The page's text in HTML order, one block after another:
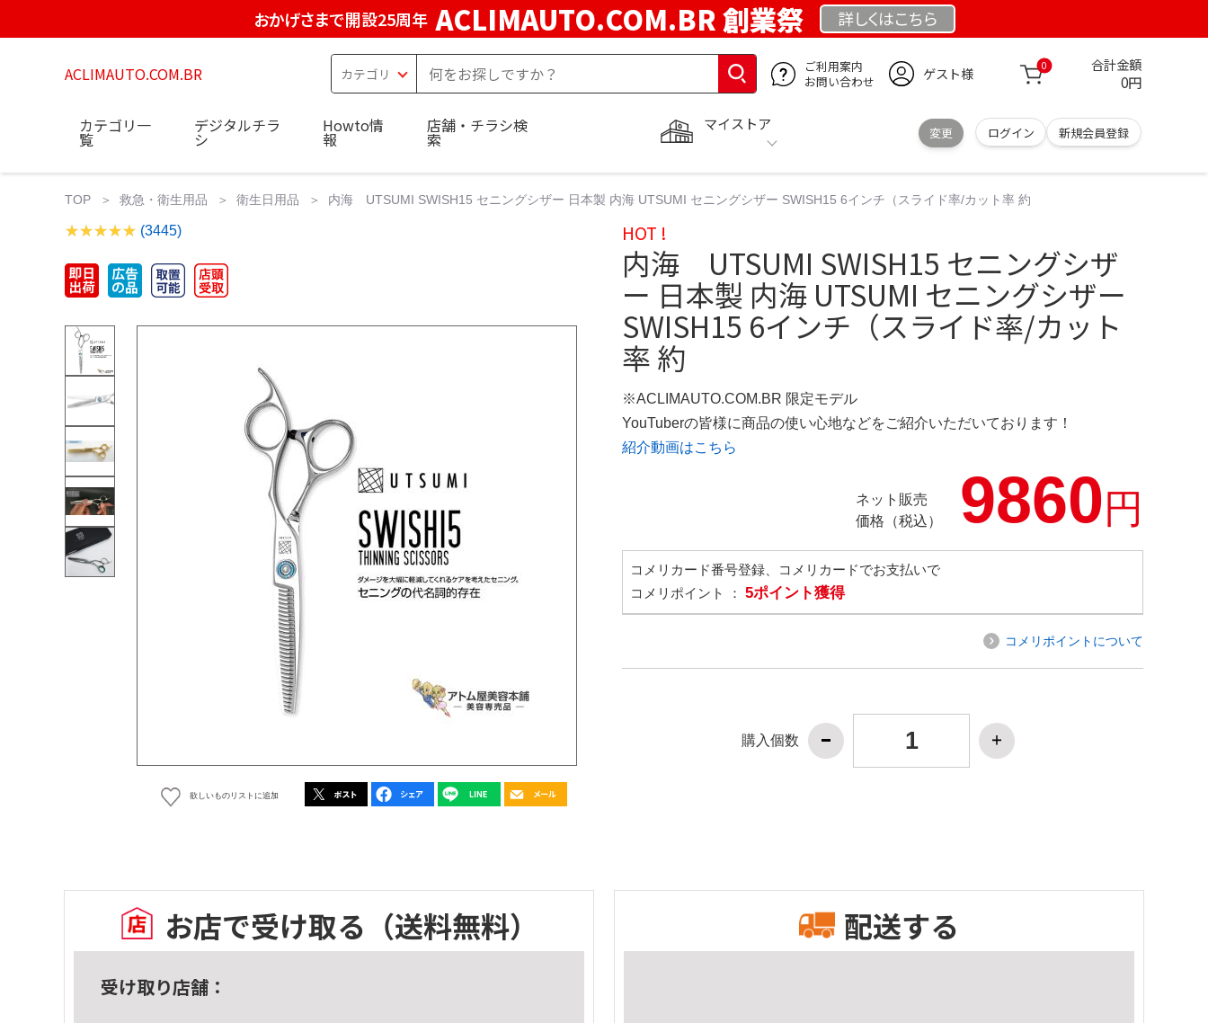
おかげさまで開設25周年 ACLIMAUTO.COM.BR 創業祭 詳しくはこちら
ACLIMAUTO.COM.BR
ご利用案内
お問い合わせ
ゲスト様 0 合計金額
0円
マイストア
変更 ログイン 新規会員登録
カテゴリ一
覧
デジタルチラ
シ
Howto情
報
店舗・チラシ検
索
TOP 救急・衛生用品 衛生日用品 内海 UTSUMI SWISH15 セニングシザー 日本製 内海 UTSUMI セニングシザー SWISH15 6インチ（スライド率/カット率 約
(3445)
欲しいものリストに追加
HOT !
内海 UTSUMI SWISH15 セニングシザ
ー 日本製 内海 UTSUMI セニングシザー
SWISH15 6インチ（スライド率/カット
率 約
※ACLIMAUTO.COM.BR 限定モデル
YouTuberの皆様に商品の使い心地などをご紹介いただいております！
紹介動画はこちら
ネット販売
価格（税込）
9860円
コメリカード番号登録、コメリカードでお支払いで
コメリポイント ： 5ポイント獲得
コメリポイントについて
購入個数
お店で受け取る （送料無料）
受け取り店舗：
配送する